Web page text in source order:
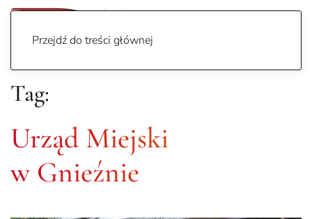
Przejdź do treści głównej
Tag:
Urząd Miejski
w Gnieźnie